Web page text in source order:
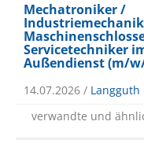
Mechatroniker /
Servicetechniker
Außendienst (m/
14.07.2026 / Langguth
verwandte und